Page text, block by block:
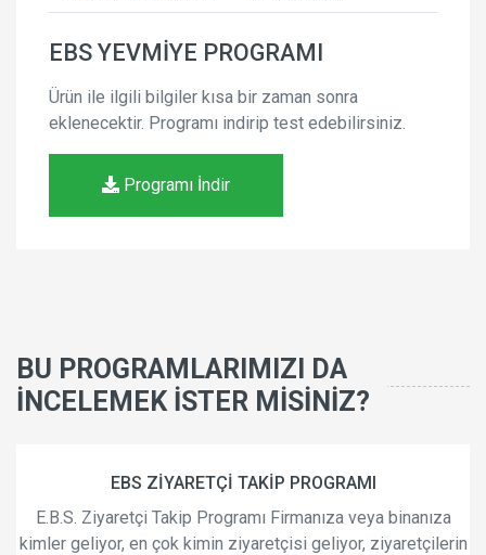
EBS YEVMİYE PROGRAMI
Ürün ile ilgili bilgiler kısa bir zaman sonra
eklenecektir. Programı indirip test edebilirsiniz.
Programı İndir
BU PROGRAMLARIMIZI DA
İNCELEMEK İSTER MİSİNİZ?
EBS ZİYARETÇİ TAKİP PROGRAMI
Ziyaretçi Takip Programı Firmanıza veya binanıza
geliyor, en çok kimin ziyaretçisi geliyor, ziyaretçilerin